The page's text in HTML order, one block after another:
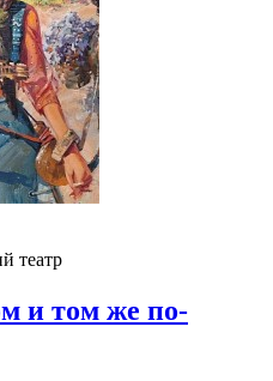
театр
и том же по-